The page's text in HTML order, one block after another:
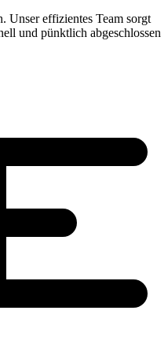
Unser effizientes Team sorgt
und pünktlich abgeschlossen